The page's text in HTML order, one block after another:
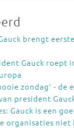
brengt
Gauck roept
zondag' - de
president
Gauck is een
organisaties